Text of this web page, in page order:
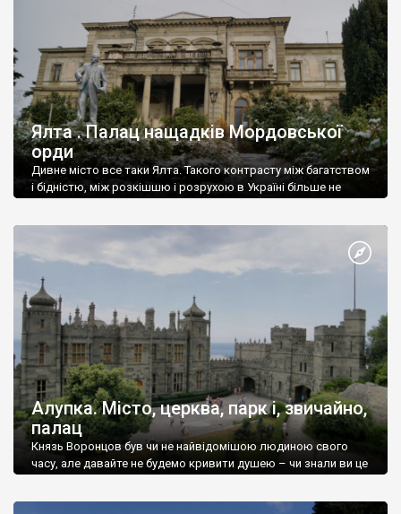
Ялта . Палац нащадків Мордовської
орди
Дивне місто все таки Ялта. Такого контрасту між багатством
і бідністю, між розкішшю і розрухою в Україні більше не
Алупка. Місто, церква, парк і, звичайно,
палац
Князь Воронцов був чи не найвідомішою людиною свого
часу, але давайте не будемо кривити душею – чи знали ви це